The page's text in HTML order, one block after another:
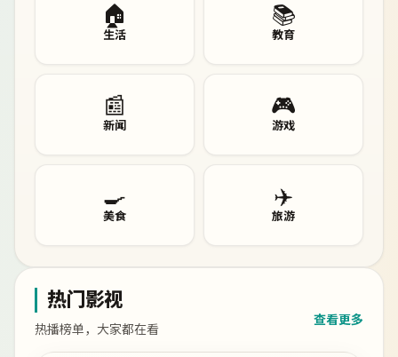
🏠
生活
📚
教育
📰
新闻
🎮
游戏
🍳
美食
✈️
旅游
热门影视
热播榜单，大家都在看
查看更多